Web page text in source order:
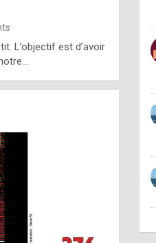
L’objectif est d’avoir